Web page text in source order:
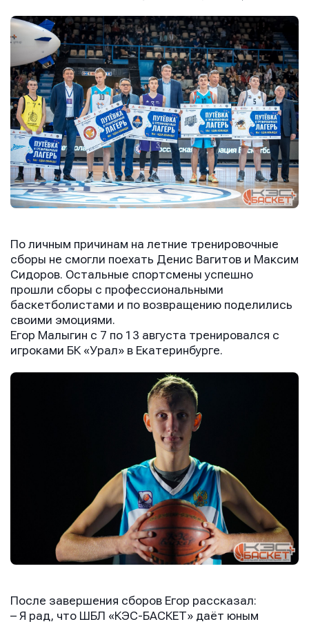
По личным причинам на летние тренировочные
сборы не смогли поехать Денис Вагитов и Максим
Сидоров. Остальные спортсмены успешно
прошли сборы с профессиональными
баскетболистами и по возвращению поделились
своими эмоциями.
Егор Малыгин с 7 по 13 августа тренировался с
игроками БК «Урал» в Екатеринбурге.
После завершения сборов Егор рассказал:
– Я рад, что ШБЛ «КЭС-БАСКЕТ» даёт юным